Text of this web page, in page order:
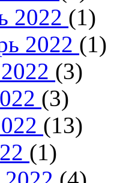
2022 (1)
2022 (1)
(3)
(3)
(13)
(1)